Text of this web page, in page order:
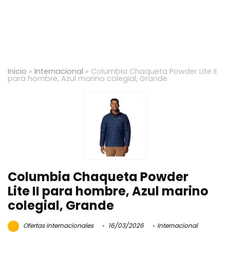
Inicio » Internacional » Columbia Chaqueta Powder Lite II
para hombre, Azul marino colegial, Grande
Columbia Chaqueta Powder
Lite II para hombre, Azul marino
colegial, Grande
Ofertas Internacionales 16/03/2026 Internacional